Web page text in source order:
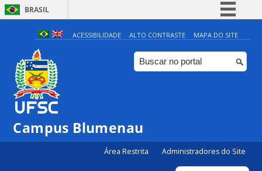
BRASIL
Simplifique!
Comunica BR
Participe
ACESSIBILIDADE ALTO CONTRASTE MAPA DO SITE
Campus Blumenau
Área Restrita Administradores do Site